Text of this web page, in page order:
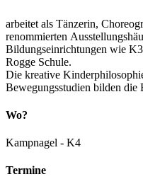
arbeitet als Tänzerin,
renommierten
Bildungseinrichtungen wie
Rogge Schule.
Die kreative
Bewegungsstudien bilden die
Wo?
Kampnagel - K4
Termine